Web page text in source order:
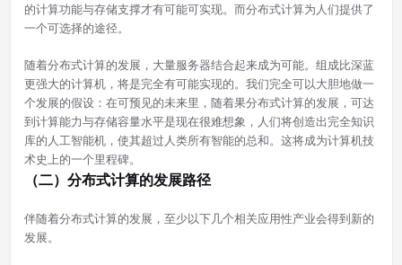
的计算功能与存储支撑才有可能可实现。而分布式计算为人们提供了
一个可选择的途径。
随着分布式计算的发展，大量服务器结合起来成为可能。组成比深蓝
更强大的计算机，将是完全有可能实现的。我们完全可以大胆地做一
个发展的假设：在可预见的未来里，随着果分布式计算的发展，可达
到计算能力与存储容量水平是现在很难想象，人们将创造出完全知识
库的人工智能机，使其超过人类所有智能的总和。这将成为计算机技
术史上的一个里程碑。
（二）分布式计算的发展路径
伴随着分布式计算的发展，至少以下几个相关应用性产业会得到新的
发展。